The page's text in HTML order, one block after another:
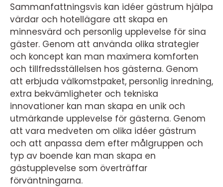
Sammanfattningsvis kan idéer gästrum hjälpa
värdar och hotellägare att skapa en
minnesvärd och personlig upplevelse för sina
gäster. Genom att använda olika strategier
och koncept kan man maximera komforten
och tillfredsställelsen hos gästerna. Genom
att erbjuda välkomstpaket, personlig inredning,
extra bekvämligheter och tekniska
innovationer kan man skapa en unik och
utmärkande upplevelse för gästerna. Genom
att vara medveten om olika idéer gästrum
och att anpassa dem efter målgruppen och
typ av boende kan man skapa en
gästupplevelse som överträffar
förväntningarna.